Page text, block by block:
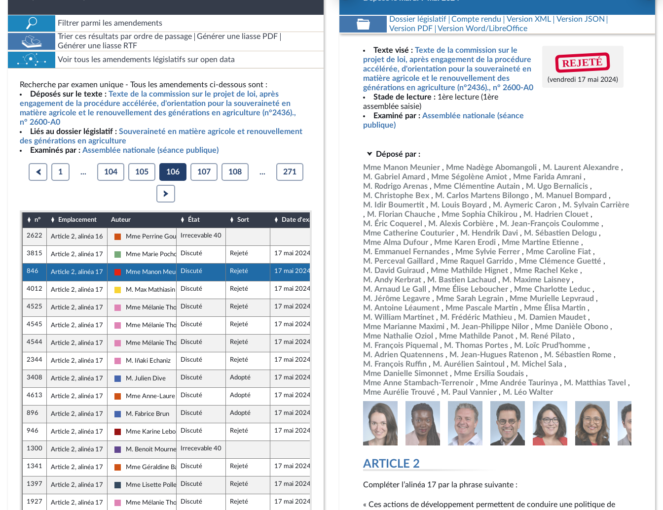
Filtrer parmi les amendements
Trier ces résultats par ordre de passage
Générer une liasse PDF
Générer une liasse RTF
Voir tous les amendements législatifs sur open data
Recherche par examen unique - Tous les amendements ci-dessous sont :
Déposés sur le texte : Texte de la commission sur le projet de loi, après
engagement de la procédure accélérée, d'orientation pour la souveraineté en
matière agricole et le renouvellement des générations en agriculture (n°2436).,
n° 2600-A0
Liés au dossier législatif : Souveraineté en matière agricole et renouvellement
des générations en agriculture
Examinés par : Assemblée nationale (séance publique)
1 ... 104 105 106 107 108 ... 271
n° Emplacement Auteur État Sort Date d'examen Date de dépôt
2622 Article 2, alinéa 16
Démocrate (MoDem et Indépendants)
Mme Perrine GouletIrrecevable 40 10 mai 2024
3815 Article 2, alinéa 17
Écologiste - NUPES
Mme Marie Pochon Discuté Rejeté 17 mai 2024 10 mai 2024
846 Article 2, alinéa 17
La France insoumise - Nouvelle Union Populaire écologique et sociale
Mme Manon MeunierDiscuté Rejeté 17 mai 2024 7 mai 2024
4012 Article 2, alinéa 17
Libertés, Indépendants, Outre-mer et Territoires
M. Max Mathiasin Discuté Rejeté 17 mai 2024 10 mai 2024
4525 Article 2, alinéa 17
Socialistes et apparentés
Mme Mélanie ThominDiscuté Rejeté 17 mai 2024 10 mai 2024
4545 Article 2, alinéa 17
Socialistes et apparentés
Mme Mélanie ThominDiscuté Rejeté 17 mai 2024 10 mai 2024
4544 Article 2, alinéa 17
Socialistes et apparentés
Mme Mélanie ThominDiscuté Rejeté 17 mai 2024 10 mai 2024
2344 Article 2, alinéa 17
Socialistes et apparentés
M. Iñaki Echaniz Discuté Rejeté 17 mai 2024 9 mai 2024
3408 Article 2, alinéa 17
Les Républicains
M. Julien Dive Discuté Adopté 17 mai 2024 10 mai 2024
4613 Article 2, alinéa 17
Démocrate (MoDem et Indépendants)
Mme Anne-Laure Babault
Discuté Adopté 17 mai 2024 10 mai 2024
896 Article 2, alinéa 17
Les Républicains
M. Fabrice Brun Discuté Adopté 17 mai 2024
946 Article 2, alinéa 17
Gauche démocrate et républicaine - NUPES
Mme Karine Lebon Discuté Rejeté 17 mai 2024
1300 Article 2, alinéa 17
Renaissance
M. Benoit Mournet Irrecevable 40
1341 Article 2, alinéa 17
Démocrate (MoDem et Indépendants)
Mme Géraldine BannierDiscuté Rejeté 17 mai 2024 7 mai 2024
1397 Article 2, alinéa 17
Rassemblement National
Mme Lisette Pollet Discuté Rejeté 17 mai 2024 7 mai 2024
1927 Article 2, alinéa 17
Socialistes et apparentés
Mme Mélanie ThominDiscuté Rejeté 17 mai 2024
Dossier législatif Compte rendu Version XML
Version JSON
Version PDF
Version Word/LibreOffice
Texte visé : Texte de la commission sur le
projet de loi, après engagement de la procédure
accélérée, d'orientation pour la souveraineté en
matière agricole et le renouvellement des
générations en agriculture (n°2436)., n° 2600-A0
Stade de lecture : 1ère lecture (1ère
assemblée saisie)
Examiné par : Assemblée nationale (séance
publique)
REJETÉ
(vendredi 17 mai 2024)
Déposé par :
Mme Manon Meunier
Mme Nadège Abomangoli
M. Laurent Alexandre
M. Gabriel Amard
Mme Ségolène Amiot
Mme Farida Amrani
M. Rodrigo Arenas
Mme Clémentine Autain
M. Ugo Bernalicis
M. Christophe Bex
M. Carlos Martens Bilongo
M. Manuel Bompard
M. Idir Boumertit
M. Louis Boyard M. Aymeric Caron
M. Sylvain Carrière
M. Florian Chauche
Mme Sophia Chikirou
M. Hadrien Clouet
M. Éric Coquerel
M. Alexis Corbière
M. Jean-François Coulomme
Mme Catherine Couturier
M. Hendrik Davi
M. Sébastien Delogu
Mme Alma Dufour
Mme Karen Erodi
Mme Martine Etienne
M. Emmanuel Fernandes
Mme Sylvie Ferrer
Mme Caroline Fiat
M. Perceval Gaillard
Mme Raquel Garrido
Mme Clémence Guetté
M. David Guiraud
Mme Mathilde Hignet
Mme Rachel Keke
M. Andy Kerbrat
M. Bastien Lachaud
M. Maxime Laisney
M. Arnaud Le Gall
Mme Élise Leboucher
Mme Charlotte Leduc
M. Jérôme Legavre
Mme Sarah Legrain
Mme Murielle Lepvraud
M. Antoine Léaument
Mme Pascale Martin
Mme Élisa Martin
M. William Martinet
M. Frédéric Mathieu
M. Damien Maudet
Mme Marianne Maximi
M. Jean-Philippe Nilor
Mme Danièle Obono
Mme Nathalie Oziol
Mme Mathilde Panot
M. René Pilato
M. François Piquemal
M. Thomas Portes
M. Loïc Prud'homme
M. Adrien Quatennens
M. Jean-Hugues Ratenon
M. Sébastien Rome
M. François Ruffin
M. Aurélien Saintoul
M. Michel Sala
Mme Danielle Simonnet
Mme Ersilia Soudais
Mme Anne Stambach-Terrenoir
Mme Andrée Taurinya
M. Matthias Tavel
Mme Aurélie Trouvé
M. Paul Vannier M. Léo Walter
ARTICLE 2
Compléter l’alinéa 17 par la phrase suivante :
« Ces actions de développement permettent de conduire une politique de